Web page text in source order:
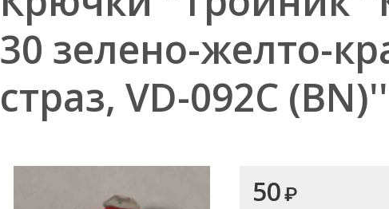
30 зелено-желто-
страз, VD-092C (BN)''
50₽